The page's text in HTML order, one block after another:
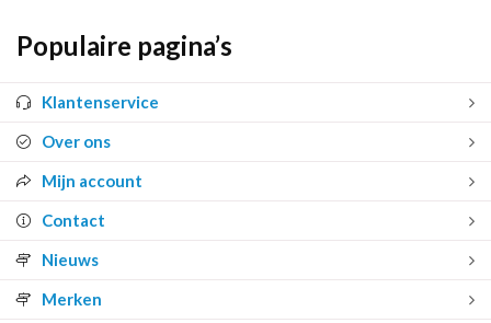
Populaire pagina’s
Klantenservice
Over ons
Mijn account
Contact
Nieuws
Merken